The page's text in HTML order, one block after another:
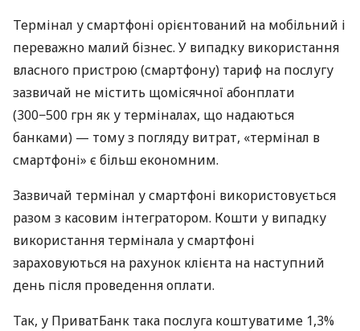
Термінал у смартфоні орієнтований на мобільний і
переважно малий бізнес. У випадку використання
власного пристрою (смартфону) тариф на послугу
зазвичай не містить щомісячної абонплати
(300−500 грн як у терміналах, що надаються
банками) — тому з погляду витрат, «термінал в
смартфоні» є більш економним.
Зазвичай термінал у смартфоні використовується
разом з касовим інтегратором. Кошти у випадку
використання термінала у смартфоні
зараховуються на рахунок клієнта на наступний
день після проведення оплати.
Так, у ПриватБанк така послуга коштуватиме 1,3%